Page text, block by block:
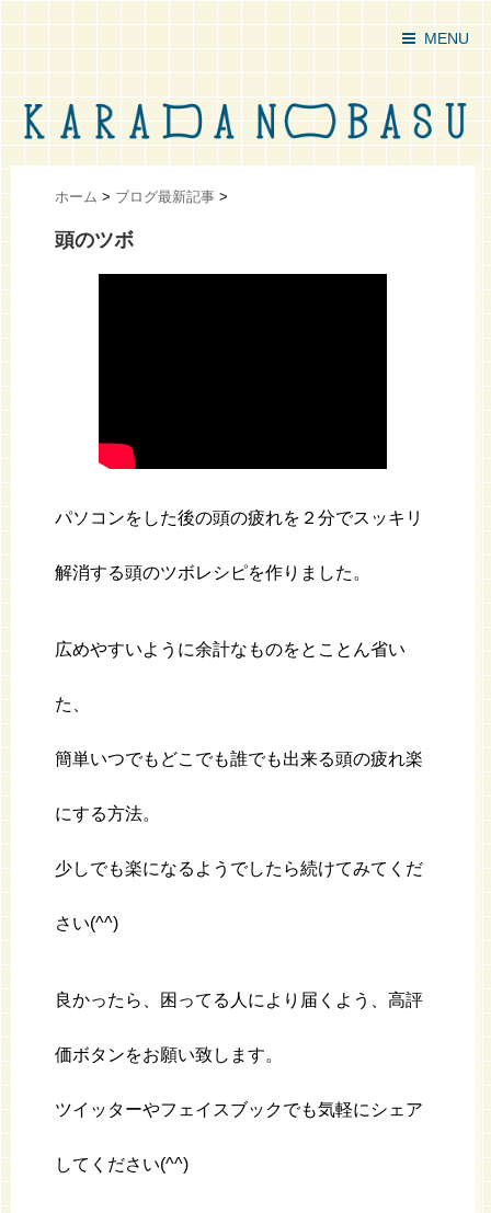
MENU
ホーム > ブログ最新記事 >
頭のツボ
パソコンをした後の頭の疲れを２分でスッキリ
解消する頭のツボレシピを作りました。
広めやすいように余計なものをとことん省い
た、
簡単いつでもどこでも誰でも出来る頭の疲れ楽
にする方法。
少しでも楽になるようでしたら続けてみてくだ
さい(^^)
良かったら、困ってる人により届くよう、高評
価ボタンをお願い致します。
ツイッターやフェイスブックでも気軽にシェア
してください(^^)